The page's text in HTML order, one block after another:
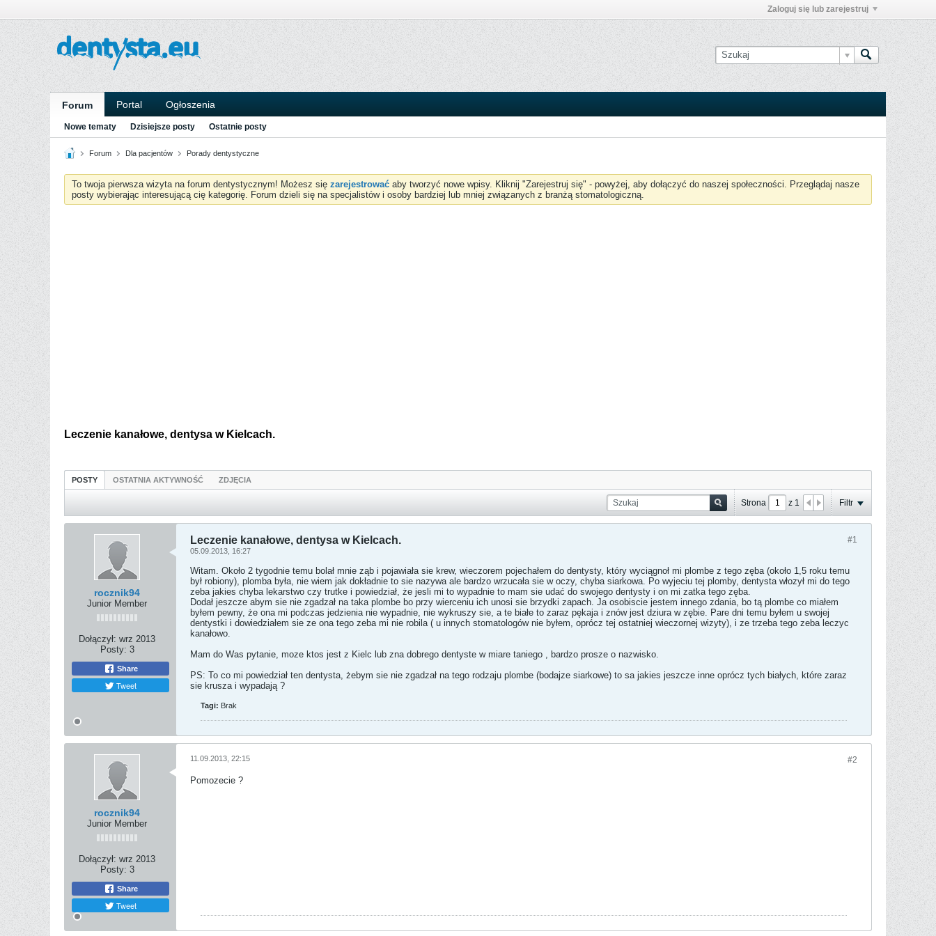
Zaloguj się lub zarejestruj
Forum Portal Ogłoszenia
Nowe tematy Dzisiejsze posty Ostatnie posty
Forum Dla pacjentów Porady dentystyczne
To twoja pierwsza wizyta na forum dentystycznym! Możesz się zarejestrować aby tworzyć nowe wpisy. Kliknij "Zarejestruj się" - powyżej, aby dołączyć do naszej społeczności. Przeglądaj nasze
posty wybierając interesującą cię kategorię. Forum dzieli się na specjalistów i osoby bardziej lub mniej związanych z branżą stomatologiczną.
Leczenie kanałowe, dentysa w Kielcach.
POSTY OSTATNIA AKTYWNOŚĆ ZDJĘCIA
Strona z 1 Filtr
rocznik94
Junior Member
Dołączył: wrz 2013
Posty: 3
Share
Tweet
#1
Leczenie kanałowe, dentysa w Kielcach.
05.09.2013, 16:27
Witam. Około 2 tygodnie temu bolał mnie ząb i pojawiała sie krew, wieczorem pojechałem do dentysty, który wyciągnoł mi plombe z tego zęba (około 1,5 roku temu
był robiony), plomba była, nie wiem jak dokładnie to sie nazywa ale bardzo wrzucała sie w oczy, chyba siarkowa. Po wyjeciu tej plomby, dentysta włozył mi do tego
zeba jakies chyba lekarstwo czy trutke i powiedział, że jesli mi to wypadnie to mam sie udać do swojego dentysty i on mi zatka tego zęba.
Dodał jeszcze abym sie nie zgadzał na taka plombe bo przy wierceniu ich unosi sie brzydki zapach. Ja osobiscie jestem innego zdania, bo tą plombe co miałem
byłem pewny, że ona mi podczas jedzienia nie wypadnie, nie wykruszy sie, a te białe to zaraz pękaja i znów jest dziura w zębie. Pare dni temu byłem u swojej
dentystki i dowiedziałem sie ze ona tego zeba mi nie robila ( u innych stomatologów nie byłem, oprócz tej ostatniej wieczornej wizyty), i ze trzeba tego zeba leczyc
kanałowo.
Mam do Was pytanie, moze ktos jest z Kielc lub zna dobrego dentyste w miare taniego , bardzo prosze o nazwisko.
PS: To co mi powiedział ten dentysta, żebym sie nie zgadzał na tego rodzaju plombe (bodajze siarkowe) to sa jakies jeszcze inne oprócz tych białych, które zaraz
sie krusza i wypadają ?
Tagi: Brak
rocznik94
Junior Member
Dołączył: wrz 2013
Posty: 3
Share
Tweet
#2
11.09.2013, 22:15
Pomozecie ?